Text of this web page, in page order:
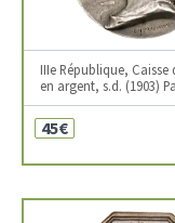
IIIe République,
en argent, s.d. (1903)
45€